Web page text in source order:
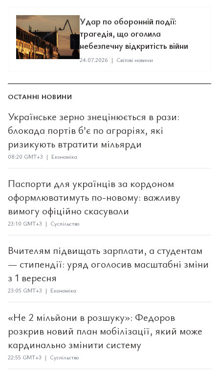
Удар по оборонній події:
трагедія, що оголила
небезпечну відкритість війни
24.07.2026 | Світові новини
ОСТАННІ НОВИНИ
Українське зерно знецінюється в рази:
блокада портів б’є по аграріях, які
ризикують втратити мільярди
08:20 GMT+3 | Економіка
Паспорти для українців за кордоном
оформлюватимуть по-новому: важливу
вимогу офіційно скасували
23:10 GMT+3 | Суспільство
Вчителям підвищать зарплати, а студентам
— стипендії: уряд оголосив масштабні зміни
з 1 вересня
23:05 GMT+3 | Економіка
«Не 2 мільйони в розшуку»: Федоров
розкрив новий план мобілізації, який може
кардинально змінити систему
22:55 GMT+3 | Суспільство